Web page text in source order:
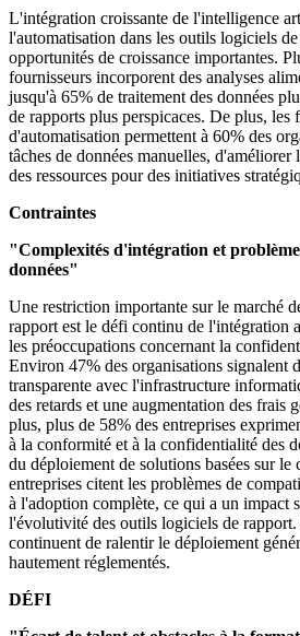
L'intégration croissante de l'intelligence
l'automatisation dans les outils logiciels
opportunités de croissance importantes.
fournisseurs incorporent des analyses
jusqu'à 65% de traitement des données
de rapports plus perspicaces. De plus, les
d'automatisation permettent à 60% des
tâches de données manuelles,
des ressources pour des initiatives
Contraintes
"Complexités d'intégration et
données"
Une restriction importante sur le marché
rapport est le défi continu de l'intégration
les préoccupations concernant la
Environ 47% des organisations signalent
transparente avec l'infrastructure
des retards et une augmentation des frais
plus, plus de 58% des entreprises
à la conformité et à la confidentialité des
du déploiement de solutions basées sur le
entreprises citent les problèmes de
à l'adoption complète, ce qui a un impact
l'évolutivité des outils logiciels de rapport.
continuent de ralentir le déploiement
hautement réglementés.
DÉFI